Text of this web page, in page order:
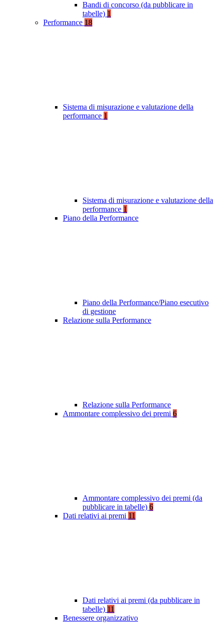
Bandi di concorso (da pubblicare in
tabelle) 1
Performance 18
Sistema di misurazione e valutazione della
performance 1
Sistema di misurazione e valutazione della
performance 1
Piano della Performance
Piano della Performance/Piano esecutivo
di gestione
Relazione sulla Performance
Relazione sulla Performance
Ammontare complessivo dei premi 6
Ammontare complessivo dei premi (da
pubblicare in tabelle) 6
Dati relativi ai premi 11
Dati relativi ai premi (da pubblicare in
tabelle) 11
Benessere organizzativo